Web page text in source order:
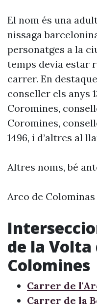
El nom és una
nissaga
personatges a la
temps devia estar
carrer. En
conseller els anys
Coromines,
Coromines,
1496, i d’altres al
Altres noms, bé
Arco de Colominas
de la Volta
Colomines
Carrer de
Carrer de la